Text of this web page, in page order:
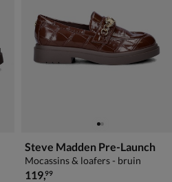
Steve Madden Pre-Launch
Mocassins & loafers - bruin
€ 119,99
119,99